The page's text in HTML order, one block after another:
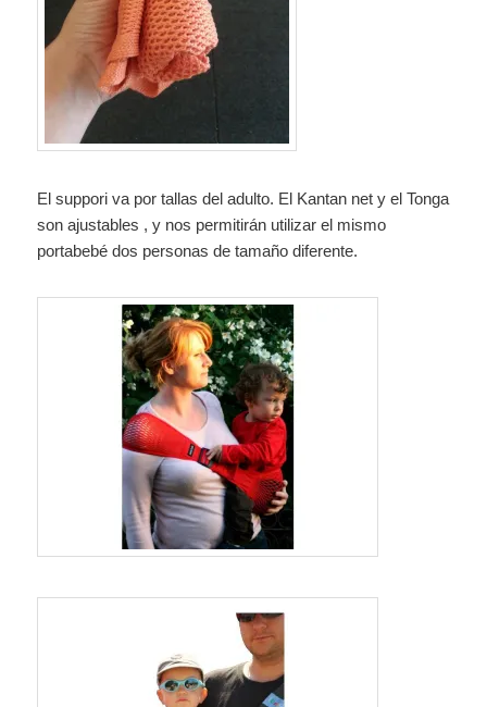
El suppori va por tallas del adulto. El Kantan net y el Tonga
son ajustables , y nos permitirán utilizar el mismo
portabebé dos personas de tamaño diferente.